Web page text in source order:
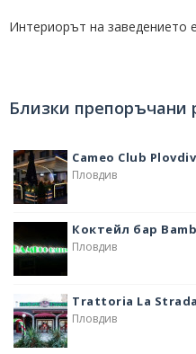
Интериорът на заведението
Индивидуално меню и подход
фирмено парти, сватба и
Очакваме Ви!
Близки препоръчани
Cameo Club Plovdiv
Пловдив
Коктейл бар
Пловдив
Trattoria La
Пловдив